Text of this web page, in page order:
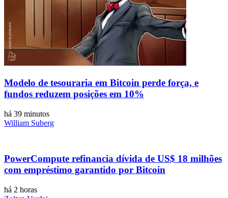
Modelo de tesouraria em Bitcoin perde força, e
fundos reduzem posições em 10%
há 39 minutos
William Suberg
PowerCompute refinancia dívida de US$ 18 milhões
com empréstimo garantido por Bitcoin
há 2 horas